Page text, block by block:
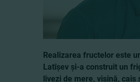
Realizarea fructelor este
Latîşev şi-a construit un
livezi de mere, vişină, cais